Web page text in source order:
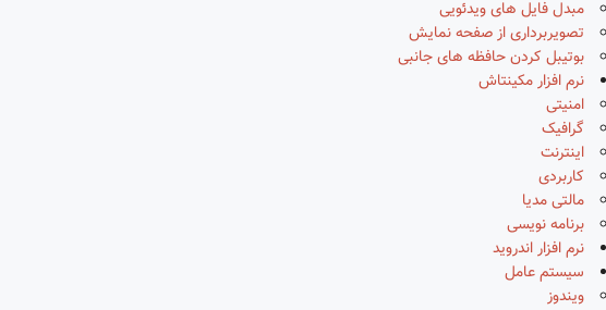
مبدل فایل های ویدئویی
تصویربرداری از صفحه نمایش
بوتیبل کردن حافظه های جانبی
نرم افزار مکینتاش
امنیتی
گرافیک
اینترنت
کاربردی
مالتی مدیا
برنامه نویسی
نرم افزار اندروید
سیستم عامل
ویندوز